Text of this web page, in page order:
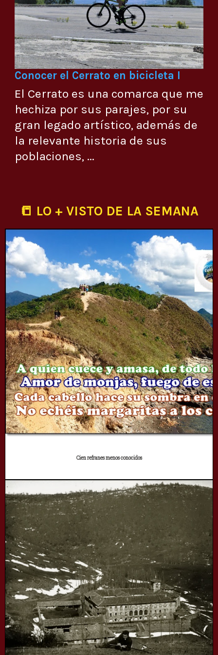
Conocer el Cerrato en bicicleta I
El Cerrato es una comarca que me
hechiza por sus parajes, por su
gran legado artístico, además de
la relevante historia de sus
poblaciones, ...
📒 LO + VISTO DE LA SEMANA
Cien refranes menos conocidos